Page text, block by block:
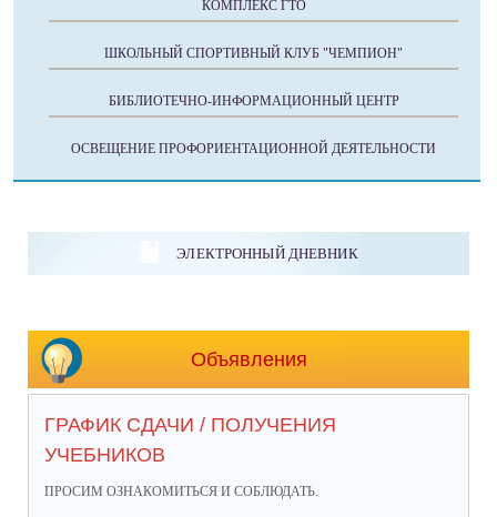
КОМПЛЕКС ГТО
ШКОЛЬНЫЙ СПОРТИВНЫЙ КЛУБ "ЧЕМПИОН"
БИБЛИОТЕЧНО-ИНФОРМАЦИОННЫЙ ЦЕНТР
ОСВЕЩЕНИЕ ПРОФОРИЕНТАЦИОННОЙ ДЕЯТЕЛЬНОСТИ
ЭЛЕКТРОННЫЙ ДНЕВНИК
Объявления
ГРАФИК СДАЧИ / ПОЛУЧЕНИЯ
УЧЕБНИКОВ
ПРОСИМ ОЗНАКОМИТЬСЯ И СОБЛЮДАТЬ.